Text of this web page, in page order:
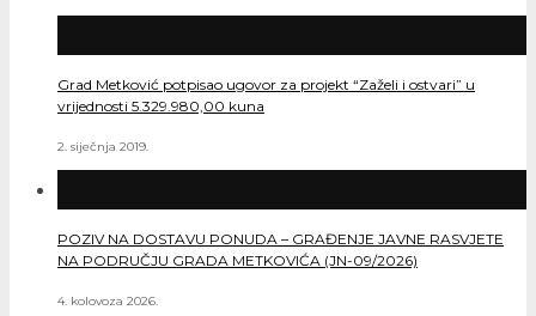
Grad Metković potpisao ugovor za projekt “Zaželi i ostvari” u
vrijednosti 5.329.980,00 kuna
2. siječnja 2019.
POZIV NA DOSTAVU PONUDA – GRAĐENJE JAVNE RASVJETE
NA PODRUČJU GRADA METKOVIĆA (JN-09/2026)
4. kolovoza 2026.